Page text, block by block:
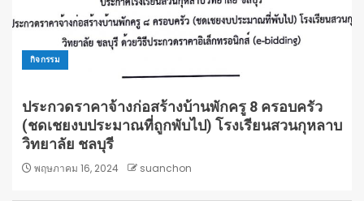
กิจกรรม
ประกวดราคาจ้างก่อสร้างบ้านพักครู 8 ครอบครัว
(ชดเชยงบประมาณที่ถูกพับไป) โรงเรียนสวนกุหลาบ
วิทยาลัย ชลบุรี
พฤษภาคม 16, 2024 suanchon